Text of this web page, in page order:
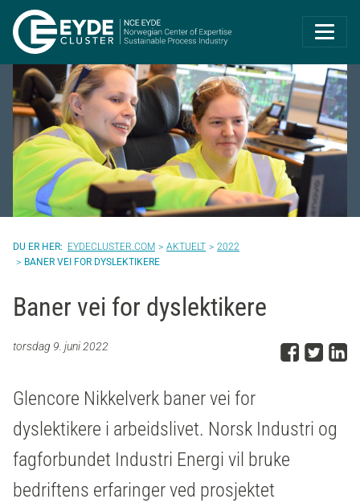
Eyde-Cluster |
EYDECLUSTER.COM AKTUELT
2022
BANER VEI FOR DYSLEKTIKERE
Baner vei for dyslektikere
torsdag 9. juni 2022 DelDel
Glencore Nikkelverk baner vei for
dyslektikere i arbeidslivet. Norsk Industri og
fagforbundet Industri Energi vil bruke
bedriftens erfaringer ved prosjektet